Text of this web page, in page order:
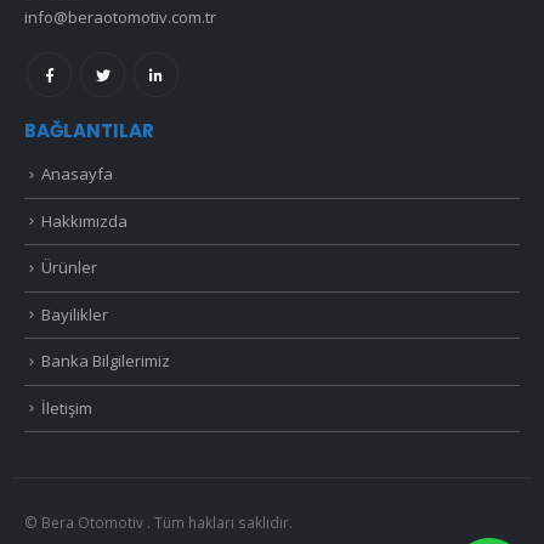
info@beraotomotiv.com.tr
BAĞLANTILAR
Anasayfa
Hakkımızda
Ürünler
Bayilikler
Banka Bilgilerimiz
İletişim
© Bera Otomotiv . Tüm hakları saklıdır.